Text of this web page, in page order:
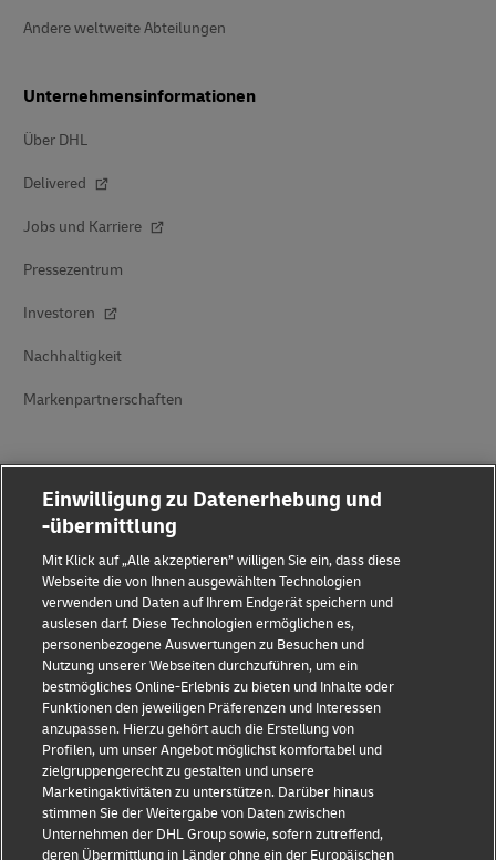
Andere weltweite Abteilungen
Unternehmensinformationen
Über DHL
Delivered
Jobs und Karriere
Pressezentrum
Investoren
Nachhaltigkeit
Markenpartnerschaften
Betrugserkennung
Rechtliche Hinweise
Nutzungsbedingungen
Datenschutz
Barrierefreiheit
Weitere Informationen
Cookie-Einstellungen
Einwilligung zu Datenerhebung und
-übermittlung
Mit Klick auf „Alle akzeptieren” willigen Sie ein, dass diese
Webseite die von Ihnen ausgewählten Technologien
verwenden und Daten auf Ihrem Endgerät speichern und
auslesen darf. Diese Technologien ermöglichen es,
personenbezogene Auswertungen zu Besuchen und
Nutzung unserer Webseiten durchzuführen, um ein
bestmögliches Online-Erlebnis zu bieten und Inhalte oder
Funktionen den jeweiligen Präferenzen und Interessen
anzupassen. Hierzu gehört auch die Erstellung von
Profilen, um unser Angebot möglichst komfortabel und
zielgruppengerecht zu gestalten und unsere
Marketingaktivitäten zu unterstützen. Darüber hinaus
stimmen Sie der Weitergabe von Daten zwischen
Unternehmen der DHL Group sowie, sofern zutreffend,
deren Übermittlung in Länder ohne ein der Europäischen